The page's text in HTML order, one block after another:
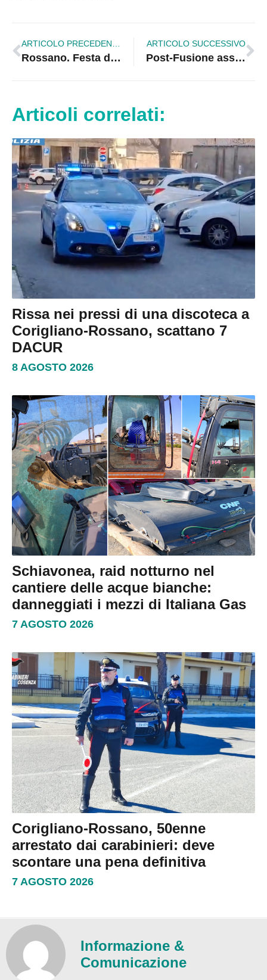
Rossano. Festa della Madonna, è polemica a Momena. Spettacolari i fuochi
ARTICOLO SUCCESSIVO
Post-Fusione assume un valore strategico e storico
Articoli correlati:
Rissa nei pressi di una discoteca a
Corigliano-Rossano, scattano 7
DACUR
8 AGOSTO 2026
Schiavonea, raid notturno nel
cantiere delle acque bianche:
danneggiati i mezzi di Italiana Gas
7 AGOSTO 2026
Corigliano-Rossano, 50enne
arrestato dai carabinieri: deve
scontare una pena definitiva
7 AGOSTO 2026
Informazione &
Comunicazione